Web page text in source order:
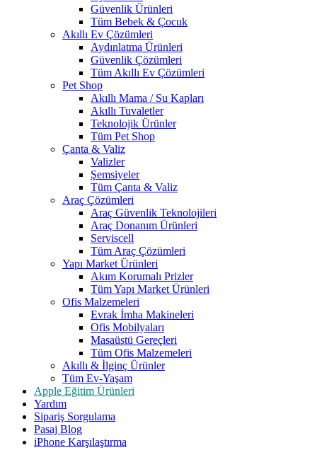
Güvenlik Ürünleri
Tüm Bebek & Çocuk
Akıllı Ev Çözümleri
Aydınlatma Ürünleri
Güvenlik Çözümleri
Tüm Akıllı Ev Çözümleri
Pet Shop
Akıllı Mama / Su Kapları
Akıllı Tuvaletler
Teknolojik Ürünler
Tüm Pet Shop
Çanta & Valiz
Valizler
Şemsiyeler
Tüm Çanta & Valiz
Araç Çözümleri
Araç Güvenlik Teknolojileri
Araç Donanım Ürünleri
Serviscell
Tüm Araç Çözümleri
Yapı Market Ürünleri
Akım Korumalı Prizler
Tüm Yapı Market Ürünleri
Ofis Malzemeleri
Evrak İmha Makineleri
Ofis Mobilyaları
Masaüstü Gereçleri
Tüm Ofis Malzemeleri
Akıllı & İlginç Ürünler
Tüm Ev-Yaşam
Apple Eğitim Ürünleri
Yardım
Sipariş Sorgulama
Pasaj Blog
iPhone Karşılaştırma